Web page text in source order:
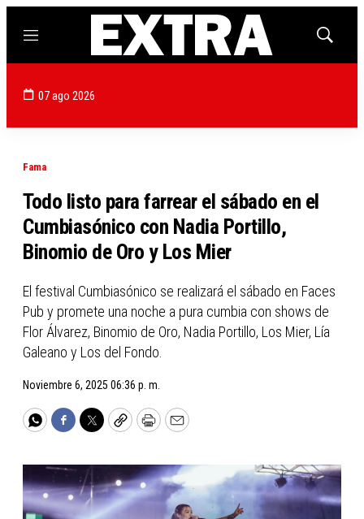
Menú
Mostrar
07 ago 2026
Fama
Todo listo para farrear el sábado en el
Cumbiasónico con Nadia Portillo,
Binomio de Oro y Los Mier
El festival Cumbiasónico se realizará el sábado en Faces
Pub y promete una noche a pura cumbia con shows de
Flor Álvarez, Binomio de Oro, Nadia Portillo, Los Mier, Lía
Galeano y Los del Fondo.
Noviembre 6, 2025 06:36 p. m.
WhatsApp
Facebook
TwitterCopyPrintEmail